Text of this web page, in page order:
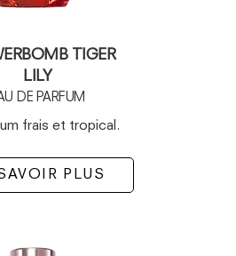
TIGER
LILY
DE PARFUM
frais et tropical.
PLUS